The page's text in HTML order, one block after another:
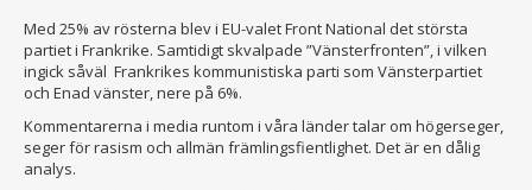
Med 25% av rösterna blev i EU-valet Front National det största
partiet i Frankrike. Samtidigt skvalpade ”Vänsterfronten”, i vilken
ingick såväl Frankrikes kommunistiska parti som Vänsterpartiet
och Enad vänster, nere på 6%.
Kommentarerna i media runtom i våra länder talar om högerseger,
seger för rasism och allmän främlingsfientlighet. Det är en dålig
analys.